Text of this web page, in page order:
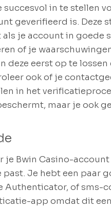
in te stellen
geverifieerd is. Deze
je account in goede
of je
deze eerst op te
ook of je
in het
maar je ook
je Bwin Casino-
Je hebt een paar
Authenticator, of sms-
app omdat dit